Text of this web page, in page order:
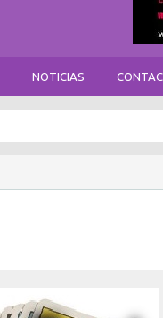
NOTICIAS